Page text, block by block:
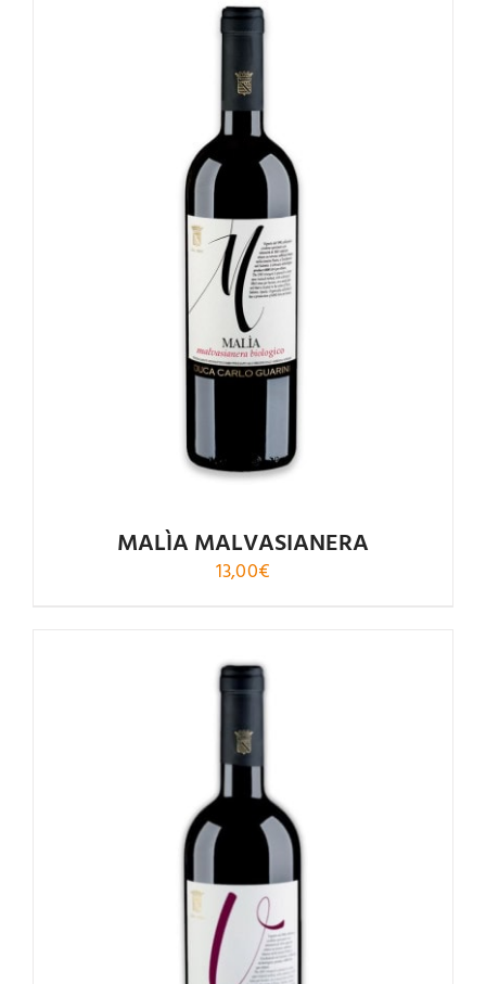
Valutato
4.86su 5
MALÌA MALVASIANERA
13,00€
Valutato
5.00
su 5